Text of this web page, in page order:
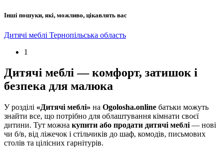
Інші пошуки, які, можливо, цікавлять вас
Дитячі меблі Тернопільська область
1
Дитячі меблі — комфорт, затишок і
безпека для малюка
У розділі «Дитячі меблі» на Ogolosha.online батьки можуть
знайти все, що потрібно для облаштування кімнати своєї
дитини. Тут можна купити або продати дитячі меблі — нові
чи б/в, від ліжечок і стільчиків до шаф, комодів, письмових
столів та цілісних гарнітурів.